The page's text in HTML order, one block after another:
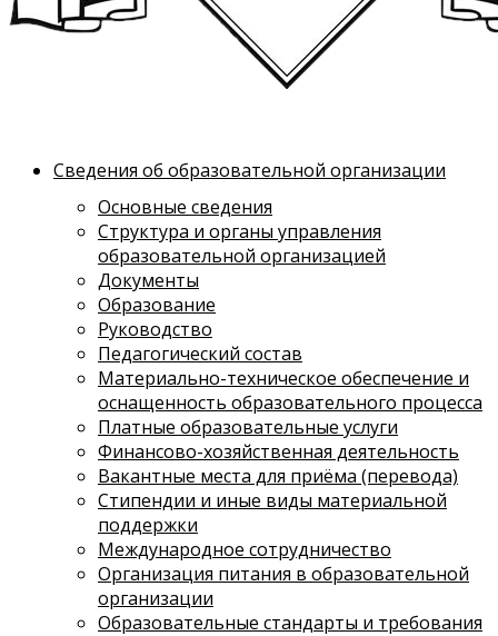
Сведения об образовательной организации
Основные сведения
Структура и органы управления
образовательной организацией
Документы
Образование
Руководство
Педагогический состав
Материально-техническое обеспечение и
оснащенность образовательного процесса
Платные образовательные услуги
Финансово-хозяйственная деятельность
Вакантные места для приёма (перевода)
Стипендии и иные виды материальной
поддержки
Международное сотрудничество
Организация питания в образовательной
организации
Образовательные стандарты и требования